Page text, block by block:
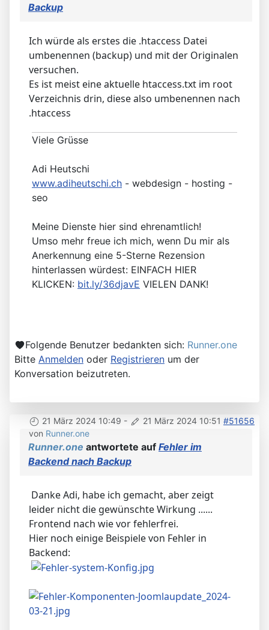
Backup
Ich würde als erstes die .htaccess Datei
umbenennen (backup) und mit der Originalen
versuchen.
Es ist meist eine aktuelle htaccess.txt im root
Verzeichnis drin, diese also umbenennen nach
.htaccess
Viele Grüsse
Adi Heutschi
www.adiheutschi.ch - webdesign - hosting -
seo
Meine Dienste hier sind ehrenamtlich!
Umso mehr freue ich mich, wenn Du mir als
Anerkennung eine 5-Sterne Rezension
hinterlassen würdest: EINFACH HIER
KLICKEN: bit.ly/36djavE VIELEN DANK!
Folgende Benutzer bedankten sich: Runner.one
Bitte Anmelden oder Registrieren um der
Konversation beizutreten.
21 März 2024 10:49 - 21 März 2024 10:51 #51656
von Runner.one
Runner.one antwortete auf Fehler im
Backend nach Backup
Danke Adi, habe ich gemacht, aber zeigt
leider nicht die gewünschte Wirkung ......
Frontend nach wie vor fehlerfrei.
Hier noch einige Beispiele von Fehler in
Backend: